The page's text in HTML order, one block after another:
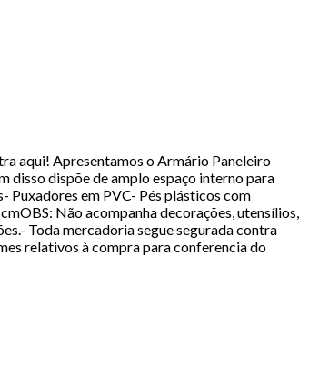
aqui! Apresentamos o Armário Paneleiro
disso dispõe de amplo espaço interno para
em PVC- Pés plásticos com
Não acompanha decorações, utensílios,
Toda mercadoria segue segurada contra
relativos à compra para conferencia do